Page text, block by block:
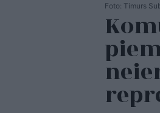
Foto: Timurs